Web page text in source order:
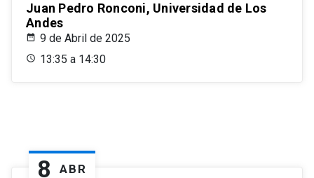
Juan Pedro Ronconi, Universidad de Los
Andes
9 de Abril de 2025
13:35 a 14:30
8 ABR